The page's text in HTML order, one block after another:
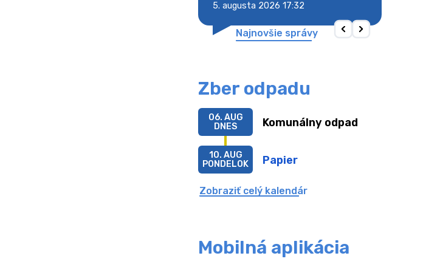
5. augusta 2026 17:32
Najnovšie správy
Zber odpadu
Komunálny odpad
06. AUG
DNES
Papier
10. AUG
PONDELOK
Zobraziť celý kalendár
Mobilná aplikácia